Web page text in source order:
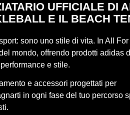
UFFICIALE DI
E IL BEACH
sono uno stile di vita. In All For
mondo, offrendo prodotti adidas
e stile.
e accessori progettati per
in ogni fase del tuo percorso